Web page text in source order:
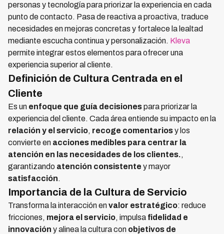
personas y tecnología para priorizar la experiencia en cada
punto de contacto. Pasa de reactiva a proactiva, traduce
necesidades en mejoras concretas y fortalece la lealtad
mediante escucha continua y personalización. Kleva
permite integrar estos elementos para ofrecer una
experiencia superior al cliente.
Definición de Cultura Centrada en el
Cliente
Es un enfoque que guía decisionespara priorizar la
experiencia del cliente. Cada área entiende su impacto en la
relación y el servicio, recoge comentariosy los
convierte en acciones medibles para centrar la
atención en las necesidades de los clientes.,
garantizando atención consistente y mayor
satisfacción.
Importancia de la Cultura de Servicio
Transforma la interacción envalor estratégico: reduce
fricciones, mejora el servicio, impulsa fidelidad e
innovación y alinea la cultura con objetivos de